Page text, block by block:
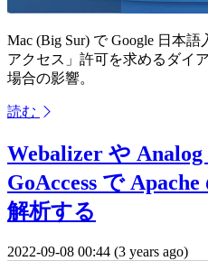
Mac (Big Sur) で Google 日本
アクセス」許可を求めるダイ
場合の影響。
読む
Webalizer や
GoAccess で
解析する
2022-09-08 00:44 (3 years ago)